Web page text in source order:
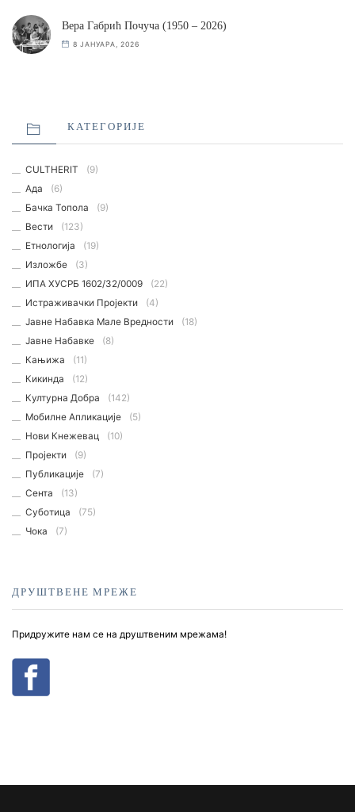
Вера Габрић Почуча (1950 – 2026)
8 ЈАНУАРА, 2026
КАТЕГОРИЈЕ
CULTHERIT
(9)
Ада
(6)
Бачка Топола
(9)
Вести
(123)
Етнологијa
(19)
Изложбе
(3)
ИПА ХУСРБ 1602/32/0009
(22)
Истраживачки Пројекти
(4)
Јавне Набавка Мале Вредности
(18)
Јавне Набавке
(8)
Кањижа
(11)
Кикинда
(12)
Културна Добра
(142)
Мобилне Апликације
(5)
Нови Кнежевац
(10)
Пројекти
(9)
Публикације
(7)
Сента
(13)
Суботица
(75)
Чока
(7)
ДРУШТВЕНЕ МРЕЖЕ
Придружите нам се на друштвеним мрежама!